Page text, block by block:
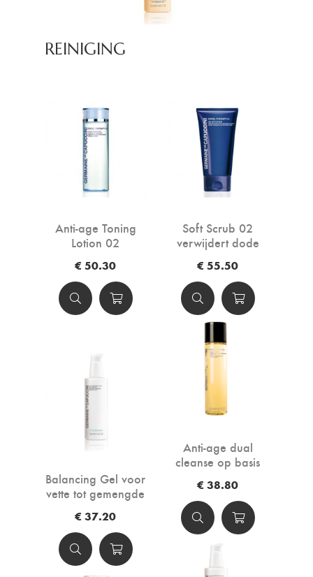
REINIGING
Anti-age Toning
Lotion 02
€ 50.30
Soft Scrub 02
verwijdert dode
poriën
€ 55.50
Anti-age dual
cleanse op basis
€ 38.80
Balancing Gel voor
vette tot gemengde
€ 37.20